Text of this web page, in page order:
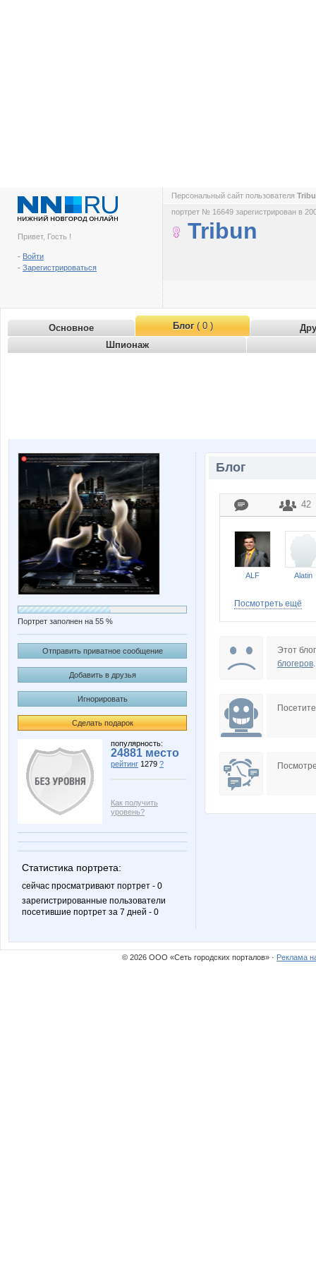
Привет, Гость !
- Войти
- Зарегистрироваться
Персональный сайт пользователя
портрет № 16649 зарегистрирован в
Tribun
Основное Блог( 0 )
Шпионаж
Портрет заполнен на 55 %
Отправить приватное сообщение
Добавить в друзья
Игнорировать
Сделать подарок
популярность:
24881 место
рейтинг 1279 ?
Как получить
уровень?
Статистика портрета:
сейчас просматривают портрет - 0
зарегистрированные пользователи
посетившие портрет за 7 дней - 0
Блог
42
ALF Alatin
Посмотреть ещё
Этот
блогеров.
© 2026 ООО «Сеть городских порталов» · Реклама